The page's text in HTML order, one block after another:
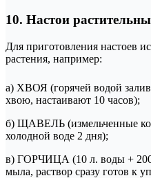
10. Настои
Для приготовления настоев
растения, например:
а) ХВОЯ (горячей водой
хвою, настаивают 10 часов);
б) ЩАВЕЛЬ (измельченные
холодной воде 2 дня);
в) ГОРЧИЦА (10 л. воды +
мыла, раствор сразу готов к